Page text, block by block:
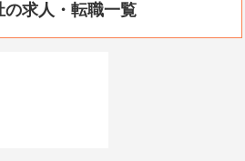
求人・転職一覧